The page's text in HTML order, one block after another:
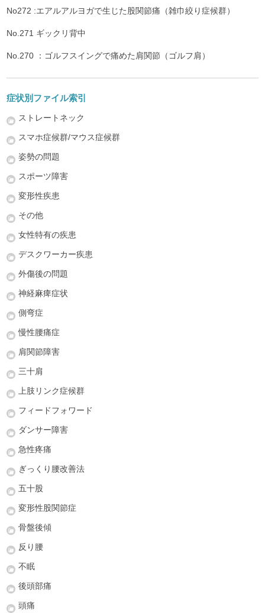
No272 :エアルアルヨガで生じた股関節痛（雑巾絞り症候群）
No.271 ギックリ背中
No.270 ：ゴルフスイングで痛めた肩関節（ゴルフ肩）
症状別ファイル索引
ストレートネック
スマホ症候群/マウス症候群
姿勢の問題
スポーツ障害
変形性疾患
その他
女性特有の疾患
デスクワーカー疾患
外傷後の問題
神経麻痺症状
側弯症
慢性腰痛症
肩関節障害
三十肩
上肢リンク症候群
フィードフォワード
ダンサー障害
急性疼痛
ぎっくり腰改善法
五十股
変形性股関節症
骨盤後傾
反り腰
不眠
後頭部痛
頭痛